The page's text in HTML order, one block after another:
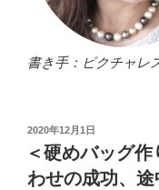
書き手：ピクチャレ
投
日:
2020年12月1日
＜硬めバッグ
わせの成功、